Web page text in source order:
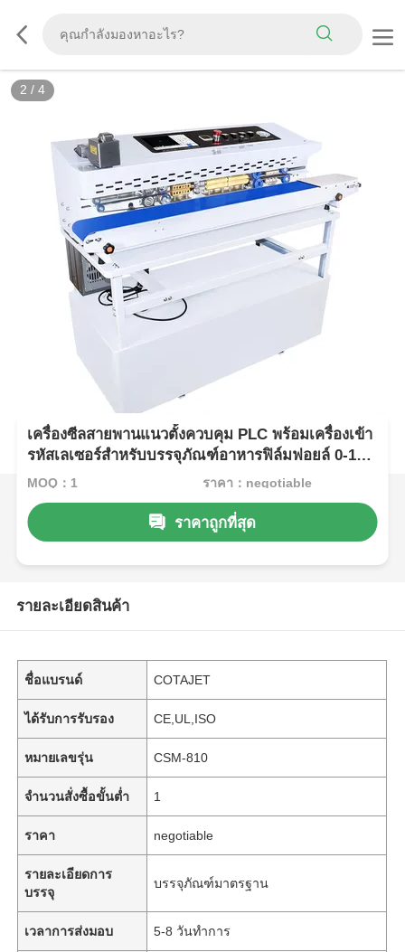
2 / 4
เครื่องซีลสายพานแนวตั้งควบคุม PLC พร้อมเครื่องเข้า
รหัสเลเซอร์สำหรับบรรจุภัณฑ์อาหารฟิล์มฟอยล์ 0-12
เมตร/นาที
MOQ：1 ราคา：negotiable
ราคาถูกที่สุด
รายละเอียดสินค้า
ชื่อแบรนด์ COTAJET
ได้รับการรับรอง CE,UL,ISO
หมายเลขรุ่น CSM-810
จำนวนสั่งซื้อขั้นต่ำ 1
ราคา negotiable
รายละเอียดการ
บรรจุ
บรรจุภัณฑ์มาตรฐาน
เวลาการส่งมอบ 5-8 วันทำการ